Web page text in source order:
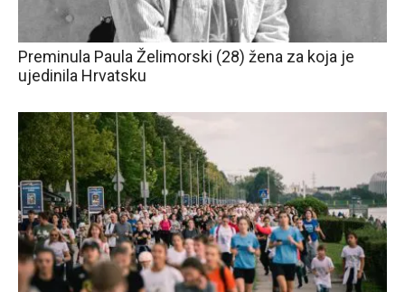
Preminula Paula Želimorski (28) žena za koja je
ujedinila Hrvatsku